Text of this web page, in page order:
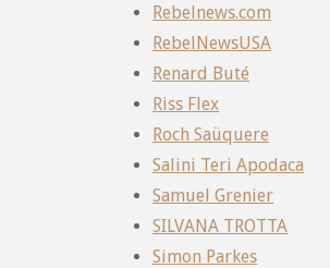
Rebelnews.com
RebelNewsUSA
Renard Buté
Riss Flex
Roch Saüquere
Salini Teri Apodaca
Samuel Grenier
SILVANA TROTTA
Simon Parkes